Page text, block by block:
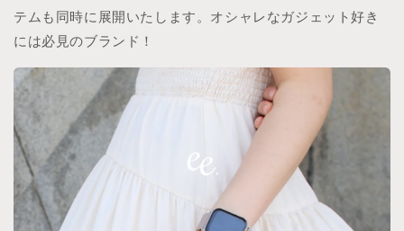
テムも同時に展開いたします。オシャレなガジェット好き
には必見のブランド！